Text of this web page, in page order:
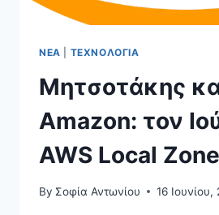
ΝΈΑ ΤΕΧΝΟΛΟΓΊΑ
Μητσοτάκης
Amazon: τον
AWS Local
By Σοφία Αντωνίου 16 Ιουνίου,